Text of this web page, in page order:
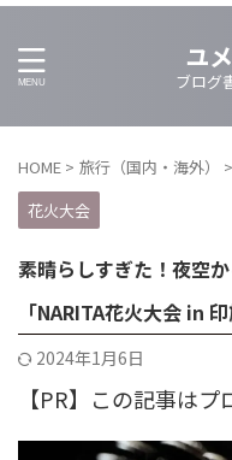
ユ
ブログ
HOME > 旅行（国内・海外） >
花火大会
素晴らしすぎた！夜空
「NARITA花火大会 in 印
2024年1月6日
【PR】この記事は